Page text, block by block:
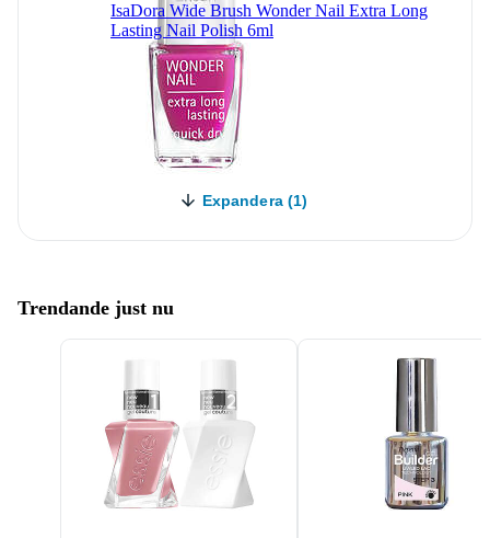
IsaDora Wide Brush Wonder Nail Extra Long
Lasting Nail Polish 6ml
Expandera (1)
Trendande just nu